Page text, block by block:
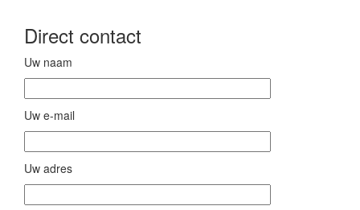
Direct contact
Uw naam
Uw e-mail
Uw adres